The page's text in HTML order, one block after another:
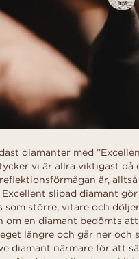
diamanter med
vi är allra viktigast då
är,
Excellent slipad diamant
som större, vitare och
om en diamant bedömts
längre och går ner och
diamant närmare för att